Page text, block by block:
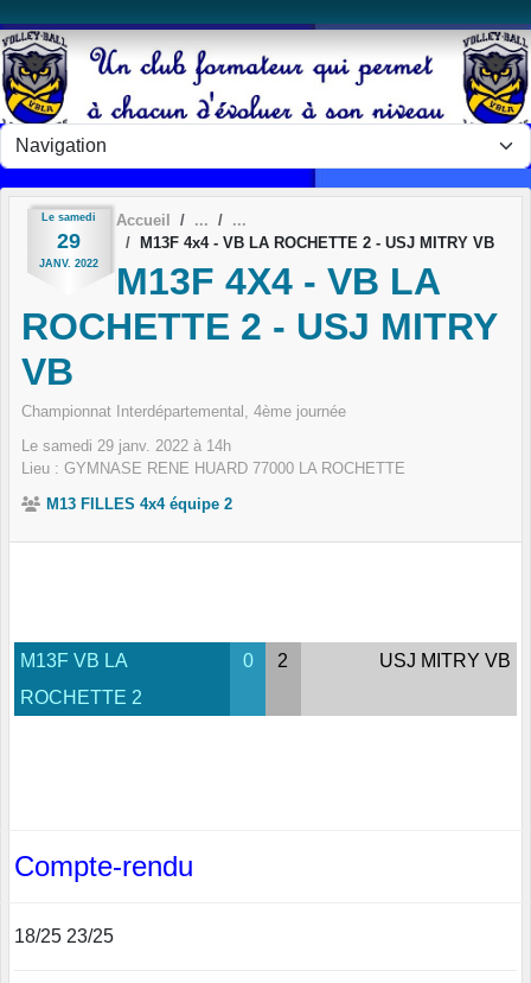
Le samedi
29
JANV. 2022
Accueil
M13F 4x4 - VB LA ROCHETTE 2 - USJ MITRY VB
M13F 4X4 - VB LA
ROCHETTE 2 - USJ MITRY
VB
Championnat Interdépartemental, 4ème journée
Le samedi 29 janv. 2022 à 14h
Lieu : GYMNASE RENE HUARD 77000 LA ROCHETTE
M13 FILLES 4x4 équipe 2
M13F VB LA
ROCHETTE 2
0 2 USJ MITRY VB
Compte-rendu
18/25 23/25